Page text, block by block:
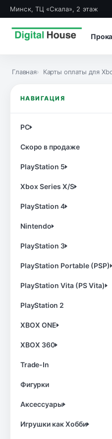
Минск, ТЦ «Скала», 2 этаж
Главная Карты оплаты для
НАВИГАЦИЯ
PC
Скоро в продаже
PlayStation 5
Xbox Series X/S
PlayStation 4
Nintendo
PlayStation 3
PlayStation Portable (PSP)
PlayStation Vita (PS Vita)
PlayStation 2
XBOX ONE
XBOX 360
Trade-In
Фигурки
Аксессуары
Игрушки как Хобби